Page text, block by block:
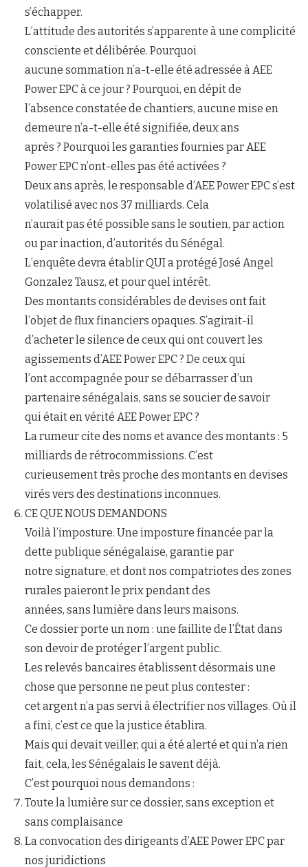
s’échapper.
L’attitude des autorités s’apparente à une complicité
consciente et délibérée. Pourquoi
aucune sommation n’a-t-elle été adressée à AEE
Power EPC à ce jour ? Pourquoi, en dépit de
l’absence constatée de chantiers, aucune mise en
demeure n’a-t-elle été signifiée, deux ans
après ? Pourquoi les garanties fournies par AEE
Power EPC n’ont-elles pas été activées ?
Deux ans après, le responsable d’AEE Power EPC s’est
volatilisé avec nos 37 milliards. Cela
n’aurait pas été possible sans le soutien, par action
ou par inaction, d’autorités du Sénégal.
L’enquête devra établir QUI a protégé José Angel
Gonzalez Tausz, et pour quel intérêt.
Des montants considérables de devises ont fait
l’objet de flux financiers opaques. S’agirait-il
d’acheter le silence de ceux qui ont couvert les
agissements d’AEE Power EPC ? De ceux qui
l’ont accompagnée pour se débarrasser d’un
partenaire sénégalais, sans se soucier de savoir
qui était en vérité AEE Power EPC ?
La rumeur cite des noms et avance des montants : 5
milliards de rétrocommissions. C’est
curieusement très proche des montants en devises
virés vers des destinations inconnues.
CE QUE NOUS DEMANDONS
Voilà l’imposture. Une imposture financée par la
dette publique sénégalaise, garantie par
notre signature, et dont nos compatriotes des zones
rurales paieront le prix pendant des
années, sans lumière dans leurs maisons.
Ce dossier porte un nom : une faillite de l’État dans
son devoir de protéger l’argent public.
Les relevés bancaires établissent désormais une
chose que personne ne peut plus contester :
cet argent n’a pas servi à électrifier nos villages. Où il
a fini, c’est ce que la justice établira.
Mais qui devait veiller, qui a été alerté et qui n’a rien
fait, cela, les Sénégalais le savent déjà.
C’est pourquoi nous demandons :
Toute la lumière sur ce dossier, sans exception et
sans complaisance
La convocation des dirigeants d’AEE Power EPC par
nos juridictions